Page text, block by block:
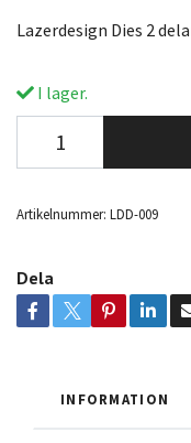
Lazerdesign Dies 2
I lager.
Artikelnummer: LDD-009
Dela
INFORMATION